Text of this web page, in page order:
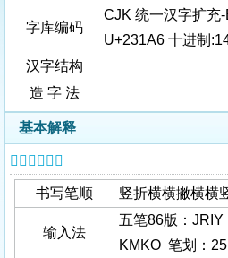
字库编码
CJK 统一汉字扩充
U+231A6 十进制
汉字结构
造 字 法
基本解释
𣆦字基本信息
书写笔顺 竖折横横撇横横
输入法
五笔86版：
KMKO 笔划：